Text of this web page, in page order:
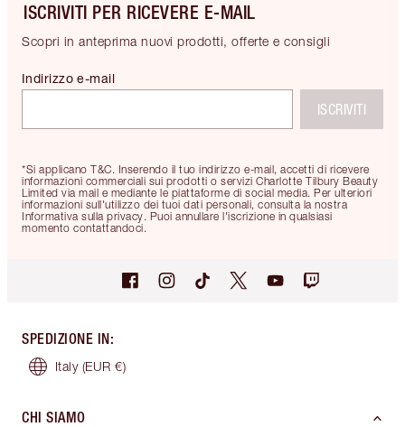
ISCRIVITI PER RICEVERE E-MAIL
Scopri in anteprima nuovi prodotti, offerte e consigli
*Si applicano T&C. Inserendo il tuo indirizzo e-mail, accetti di ricevere
informazioni commerciali sui prodotti o servizi Charlotte Tilbury Beauty
Limited via mail e mediante le piattaforme di social media. Per ulteriori
informazioni sull'utilizzo dei tuoi dati personali, consulta la nostra
Informativa sulla privacy. Puoi annullare l'iscrizione in qualsiasi
momento contattandoci.
Indirizzo e-mail
ISCRIVITI
SPEDIZIONE IN:
Italy (EUR €)
CHI SIAMO